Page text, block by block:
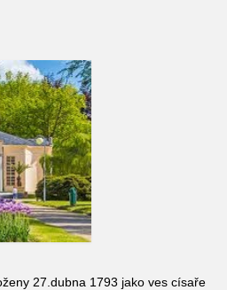
27.dubna 1793 jako ves císaře